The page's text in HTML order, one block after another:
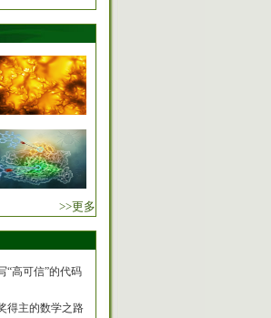
>>更多
“高可信”的代码
得主的数学之路